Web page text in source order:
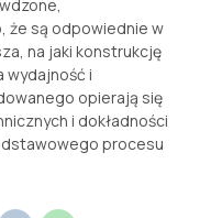
że są odpowiednie w
na jaki konstrukcję
wydajność i
opierają się
i dokładności
procesu